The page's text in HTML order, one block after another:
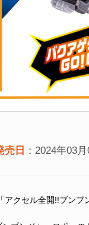
売日 ：2024年03月
アクセル全開!!ブンブ